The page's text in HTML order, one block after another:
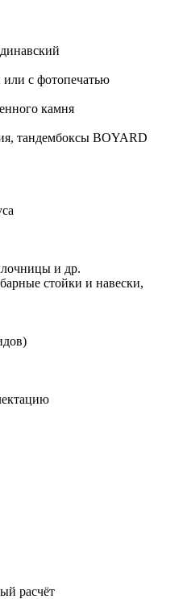
с фотопечатью
камня
тандембоксы BOYARD
и др.
стойки и навески,
расчёт